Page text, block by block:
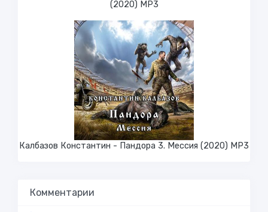
(2020) МР3
Калбазов Константин - Пандора 3. Мессия (2020) MP3
Комментарии